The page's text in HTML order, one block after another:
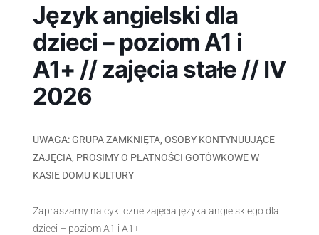
Język angielski dla
dzieci – poziom A1 i
A1+ // zajęcia stałe // IV
2026
UWAGA: GRUPA ZAMKNIĘTA, OSOBY KONTYNUUJĄCE
ZAJĘCIA, PROSIMY O PŁATNOŚCI GOTÓWKOWE W
KASIE DOMU KULTURY
Zapraszamy na cykliczne zajęcia języka angielskiego dla
dzieci – poziom A1 i A1+